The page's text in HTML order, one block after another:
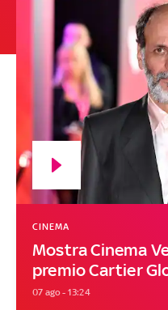
Mostra Cinema
premio Cartier
CINEMA
07 ago - 13:24